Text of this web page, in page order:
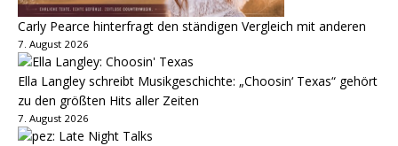
Carly Pearce hinterfragt den ständigen Vergleich mit anderen
7. August 2026
Ella Langley schreibt Musikgeschichte: „Choosin‘ Texas“ gehört
zu den größten Hits aller Zeiten
7. August 2026